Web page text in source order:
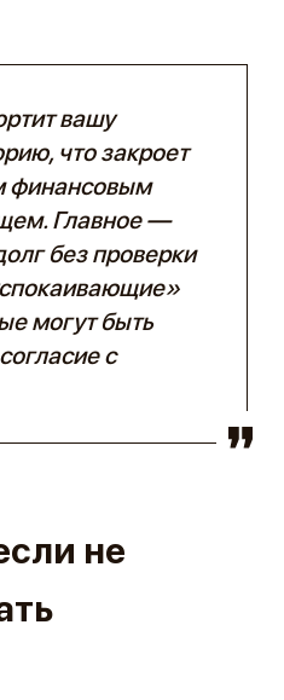
вашу
что закроет
финансовым
Главное —
без проверки
могут быть
с
не